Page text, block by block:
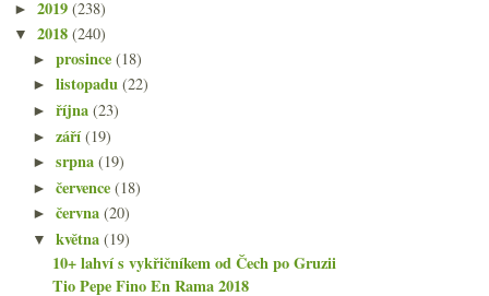
► 2019 (238)
▼ 2018 (240)
►prosince(18)
►listopadu(22)
►října(23)
►září(19)
►srpna(19)
►července(18)
►června(20)
▼května(19)
10+ lahví s vykřičníkem od Čech po Gruzii
Tio Pepe Fino En Rama 2018